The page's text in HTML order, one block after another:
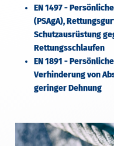
EN 1497 -
(PSAgA),
Schutzausrüstung
Rettungsschlaufen
EN 1891 -
Verhinderung von
geringer Dehnung